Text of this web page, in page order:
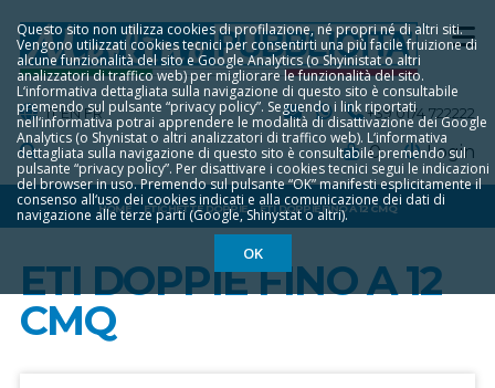
Questo sito non utilizza cookies di profilazione, né propri né di altri siti.
Vengono utilizzati cookies tecnici per consentirti una più facile fruizione di
alcune funzionalità del sito e Google Analytics (o Shyinistat o altri
analizzatori di traffico web) per migliorare le funzionalità del sito.
L‘informativa dettagliata sulla navigazione di questo sito è consultabile
premendo sul pulsante “privacy policy”. Seguendo i link riportati
nell‘informativa potrai apprendere le modalità di disattivazione dei Google
Analytics (o Shynistat o altri analizzatori di traffico web). L‘informativa
dettagliata sulla navigazione di questo sito è consultabile premendo sul
pulsante “privacy policy”. Per disattivare i cookies tecnici segui le indicazioni
del browser in uso. Premendo sul pulsante “OK” manifesti esplicitamente il
consenso all‘uso dei cookies indicati e alla comunicazione dei dati di
navigazione alle terze parti (Google, Shinystat o altri).
OK
IT EN FR +39 0174 722222
Login
0
HOME ETICHETTE DOPPIE ETI DOPPIE FINO A 12 CMQ
ETI DOPPIE FINO A 12
CMQ